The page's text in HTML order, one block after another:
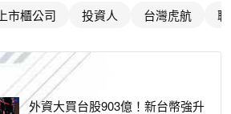
上市櫃公司 投資人 台灣虎航
外資大買台股903億！新台幣強升